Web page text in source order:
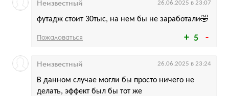
5
футадж стоит 30тыс, на нем бы не заработали🤣
Неизвестный 26.06.2025 в 23:07
Пожаловаться
В данном случае могли бы просто ничего не
делать, эффект был бы тот же
Неизвестный 26.06.2025 в 23:24